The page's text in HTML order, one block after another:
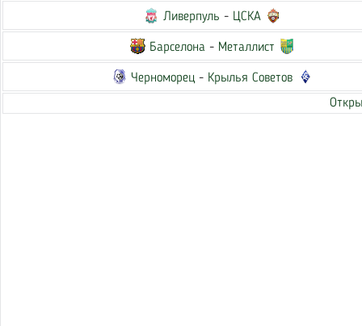
Ливерпуль - ЦСКА
Барселона - Металлист
Черноморец - Крылья Советов